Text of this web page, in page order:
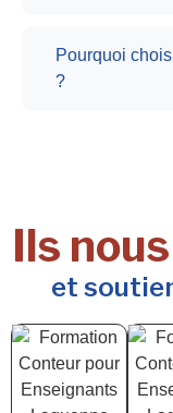
Pourquoi
?
Ils
et